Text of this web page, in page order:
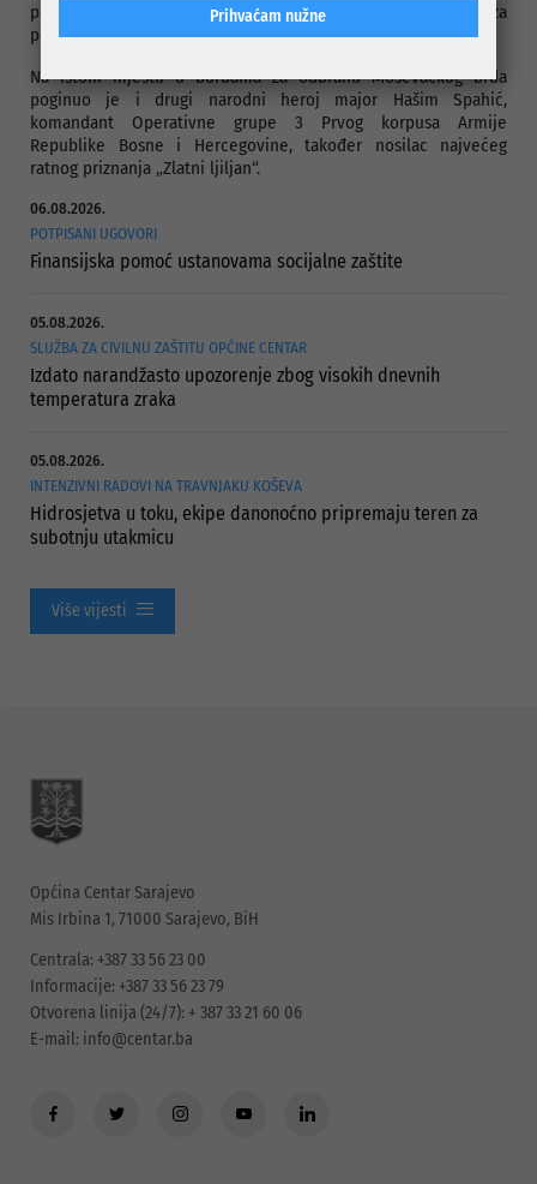
planini (kod Vareša), u činu kapetana, na dužnosti referenta za
planiranje i obuku inžinjerskih jedinica.
Na istom mjestu u borbama za odbranu Moševačkog brda
poginuo je i drugi narodni heroj major Hašim Spahić,
komandant Operativne grupe 3 Prvog korpusa Armije
Republike Bosne i Hercegovine, također nosilac najvećeg
ratnog priznanja „Zlatni ljiljan“.
06.08.2026.
POTPISANI UGOVORI
Finansijska pomoć ustanovama socijalne zaštite
05.08.2026.
SLUŽBA ZA CIVILNU ZAŠTITU OPĆINE CENTAR
Izdato narandžasto upozorenje zbog visokih dnevnih
temperatura zraka
05.08.2026.
INTENZIVNI RADOVI NA TRAVNJAKU KOŠEVA
Hidrosjetva u toku, ekipe danonoćno pripremaju teren za
subotnju utakmicu
Više vijesti
Općina Centar Sarajevo
Mis Irbina 1, 71000 Sarajevo, BiH
Centrala: +387 33 56 23 00
Informacije: +387 33 56 23 79
Otvorena linija (24/7): + 387 33 21 60 06
E-mail: info@centar.ba
Prihvaćam nužne